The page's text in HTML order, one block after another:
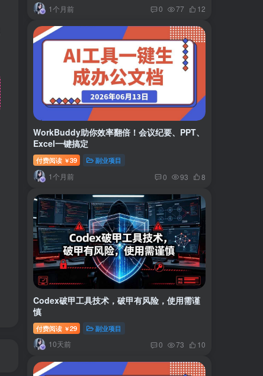
1个月前 0 77 12
WorkBuddy助你效率翻倍！会议纪要、PPT、
Excel一键搞定
付费阅读 ￥39 副业项目
1个月前 0 93 8
Codex破甲工具技术，破甲有风险，使用需谨
慎
付费阅读 ￥29 副业项目
10天前 0 73 10